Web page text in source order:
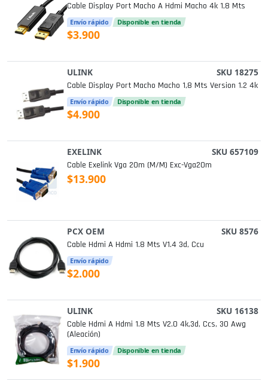
Cable Display Port Macho A Hdmi Macho 4k 1,8 Mts
Envío rápido Disponible en tienda
$3.900
ULINK SKU 18275
Cable Display Port Macho Macho 1,8 Mts Version 1.2 4k
Envío rápido Disponible en tienda
$4.900
EXELINK SKU 657109
Cable Exelink Vga 20m (m/m) Exc-Vga20m
$13.900
PCX OEM SKU 8576
Cable Hdmi A Hdmi 1.8 Mts V1.4 3d, Ccu
Envío rápido
$2.000
ULINK SKU 16138
Cable Hdmi A Hdmi 1.8 Mts V2.0 4k,3d, Ccs, 30 Awg
(aleación)
Envío rápido Disponible en tienda
$1.900